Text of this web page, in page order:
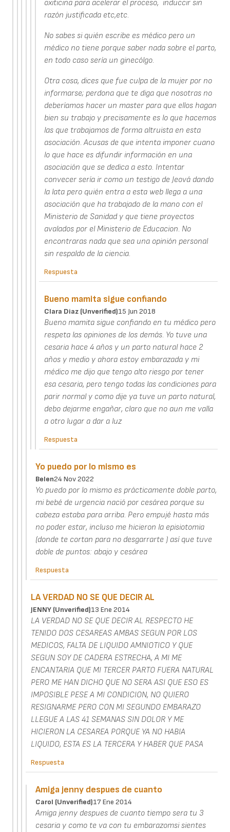
oxiticina para acelerar el proceso, induccir sin
razón justificada etc,etc.
No sabes si quién escribe es médico pero un
médico no tiene porque saber nada sobre el parto,
en todo caso sería un ginecólgo.
Otra cosa, dices que fue culpa de la mujer por no
informarse; perdona que te diga que nosotras no
deberíamos hacer un master para que ellos hagan
bien su trabajo y precisamente es lo que hacemos
las que trabajamos de forma altruista en esta
asociación. Acusas de que intenta imponer cuano
lo que hace es difundir información en una
asociación que se dedica a esto. Intentar
convecer sería ir como un testigo de Jeová dando
la lata pero quién entra a esta web llega a una
asociación que ha trabajado de la mano con el
Ministerio de Sanidad y que tiene proyectos
avalados por el Ministerio de Educacion. No
encontraras nada que sea una opinión personal
sin respaldo de la ciencia.
Respuesta
Bueno mamita sigue confiando
Clara Diaz (unverified)15 Jun 2018
Bueno mamita sigue confiando en tu médico pero
respeta las opiniones de los demás. Yo tuve una
cesaria hace 4 años y un parto natural hace 2
años y medio y ahora estoy embarazada y mi
médico me dijo que tengo alto riesgo por tener
esa cesaria, pero tengo todas las condiciones para
parir normal y como dije ya tuve un parto natural,
debo dejarme engañar, claro que no aun me valla
a otro lugar a dar a luz
Respuesta
Yo puedo por lo mismo es
Belen24 Nov 2022
Yo puedo por lo mismo es prácticamente doble parto,
mi bebé de urgencia nació por cesárea porque su
cabeza estaba para arriba. Pero empujé hasta más
no poder estar, incluso me hicieron la episiotomia
(donde te cortan para no desgarrarte ) así que tuve
doble de puntos: abajo y cesárea
Respuesta
LA VERDAD NO SE QUE DECIR AL
JENNY (unverified)13 Ene 2014
LA VERDAD NO SE QUE DECIR AL RESPECTO HE
TENIDO DOS CESAREAS AMBAS SEGUN POR LOS
MEDICOS, FALTA DE LIQUIDO AMNIOTICO Y QUE
SEGUN SOY DE CADERA ESTRECHA, A MI ME
ENCANTARIA QUE MI TERCER PARTO FUERA NATURAL
PERO ME HAN DICHO QUE NO SERA ASI QUE ESO ES
IMPOSIBLE PESE A MI CONDICION, NO QUIERO
RESIGNARME PERO CON MI SEGUNDO EMBARAZO
LLEGUE A LAS 41 SEMANAS SIN DOLOR Y ME
HICIERON LA CESAREA PORQUE YA NO HABIA
LIQUIDO, ESTA ES LA TERCERA Y HABER QUE PASA
Respuesta
Amiga jenny despues de cuanto
Carol (unverified)17 Ene 2014
Amiga jenny despues de cuanto tiempo sera tu 3
cesaria y como te va con tu embarazomsi sientes